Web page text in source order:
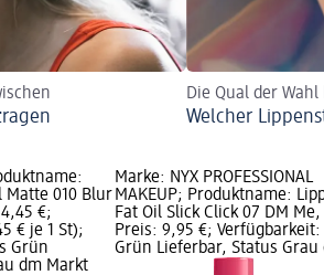
Die Qual der
Welcher
Matte 010 Blur
€;
€ je 1 St);
Grün
dm Markt
Marke: NYX PROFESSIONAL
MAKEUP; Produktname:
Fat Oil Slick Click 07 DM Me,
Preis: 9,95 €; Verfügbarkeit:
Grün Lieferbar, Status Grau